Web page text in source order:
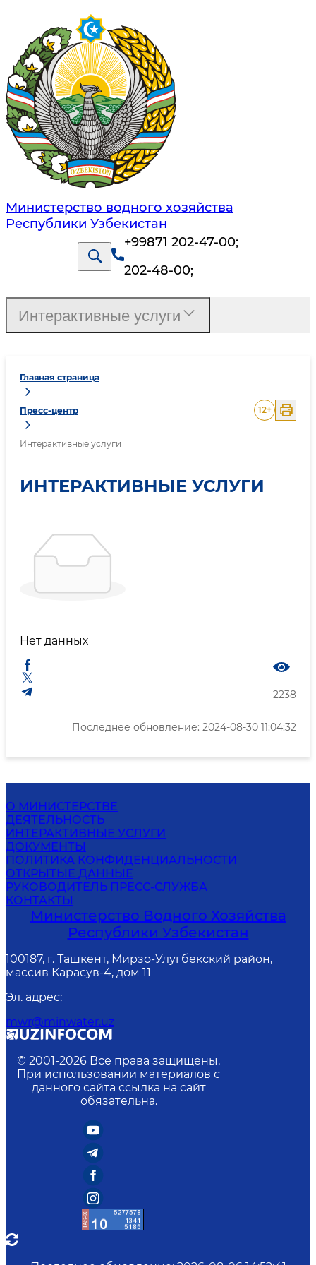
Министерство водного хозяйства
Республики Узбекистан
+99871 202-47-00;
202-48-00;
Главная страница
Пресс-центр
Интерактивные услуги
12+
ИНТЕРАКТИВНЫЕ УСЛУГИ
Нет данных
2238
Последнее обновление: 2024-08-30 11:04:32
Интерактивные услуги
О МИНИСТЕРСТВЕ
ДЕЯТЕЛЬНОСТЬ
ИНТЕРАКТИВНЫЕ УСЛУГИ
ДОКУМЕНТЫ
ПОЛИТИКА КОНФИДЕНЦИАЛЬНОСТИ
ОТКРЫТЫЕ ДАННЫЕ
РУКОВОДИТЕЛЬ ПРЕСС-СЛУЖБА
КОНТАКТЫ
Министерство Водного Хозяйства
Республики Узбекистан
100187, г. Ташкент, Мирзо-Улугбекский район,
массив Карасув-4, дом 11
Эл. адрес:
mwr@minwater.uz
© 2001-2026 Все права защищены.
При использовании материалов с
данного сайта ссылка на сайт
обязательна.